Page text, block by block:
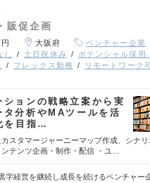
販促企画
大阪府 ベンチャー企業
し 土日祝休み
ポテンシャル採用
フレックス勤務 リモートワーク
ョンの戦略立案から実
タ分析やMAツールを活
を目指…
スタマージャーニーマップ作成、シナリ
テンツ企画・制作・配信 ・ユ…
字経営を継続し成長を続けるベンチャー